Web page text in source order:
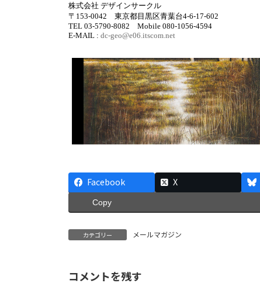
株式会社 デザインサークル
〒153-0042 東京都目黒区青葉台4-6-17-602
TEL 03-5790-8082 Mobile 080-1056-4594
E-MAIL : dc-geo@e06.itscom.net
Facebook X
Copy
カテゴリー メールマガジン
コメントを残す